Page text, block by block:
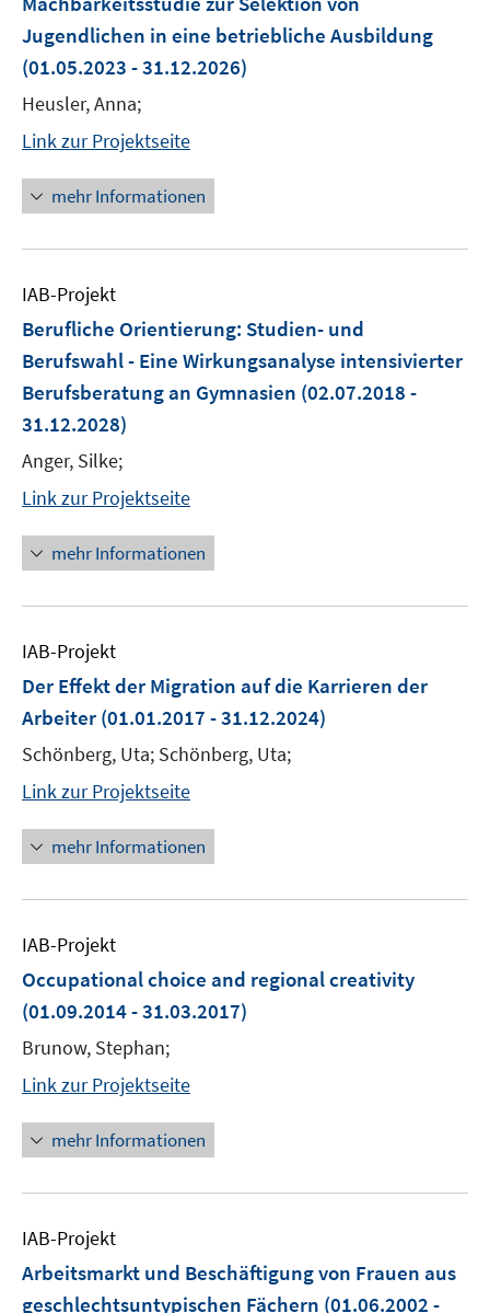
Jugendlichen in eine betriebliche Ausbildung
(01.05.2023 - 31.12.2026)
Heusler, Anna;
Link zur Projektseite
mehr Informationen
IAB-Projekt
Berufliche Orientierung: Studien- und
Berufswahl - Eine Wirkungsanalyse intensivierter
Berufsberatung an Gymnasien (02.07.2018 -
31.12.2028)
Anger, Silke;
Link zur Projektseite
mehr Informationen
IAB-Projekt
Der Effekt der Migration auf die Karrieren der
Arbeiter (01.01.2017 - 31.12.2024)
Schönberg, Uta; Schönberg, Uta;
Link zur Projektseite
mehr Informationen
IAB-Projekt
Occupational choice and regional creativity
(01.09.2014 - 31.03.2017)
Brunow, Stephan;
Link zur Projektseite
mehr Informationen
IAB-Projekt
Arbeitsmarkt und Beschäftigung von Frauen aus
geschlechtsuntypischen Fächern (01.06.2002 -